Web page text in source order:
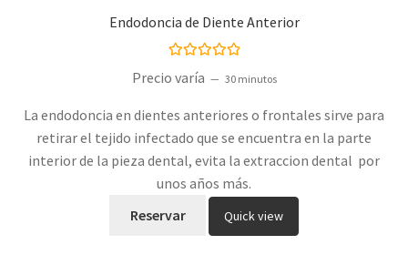
Endodoncia de Diente Anterior
Precio varía 30 minutos
La endodoncia en dientes anteriores o frontales sirve para
retirar el tejido infectado que se encuentra en la parte
interior de la pieza dental, evita la extraccion dental por
unos años más.
Reservar
Quick view